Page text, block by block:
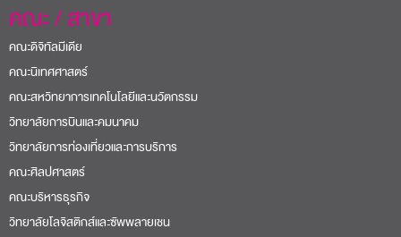
คณะ / สาขา
คณะดิจิทัลมีเดีย
คณะนิเทศศาสตร์
คณะสหวิทยาการเทคโนโลยีและนวัตกรรม
วิทยาลัยการบินและคมนาคม
วิทยาลัยการท่องเที่ยวและการบริการ
คณะศิลปศาสตร์
คณะบริหารธุรกิจ
วิทยาลัยโลจิสติกส์และซัพพลายเชน